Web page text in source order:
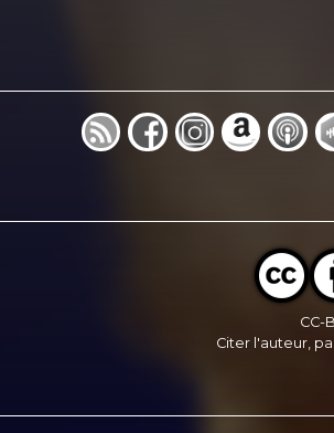
CC-
Citer l'auteur,